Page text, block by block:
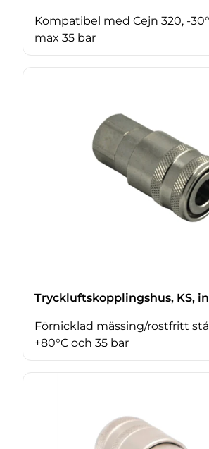
Kompatibel med Cejn 320, -
max 35 bar
Tryckluftskopplingshus, KS,
Förnicklad mässing/rostfritt
+80°C och 35 bar